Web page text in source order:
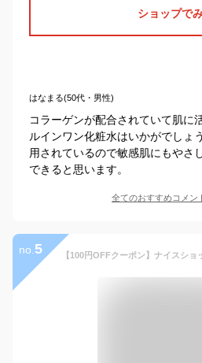
ショップで
はなまる(50代・男性)
コラーゲンが配合されていて肌に
ルインワン化粧水はいかがでしょ
用されているので敏感肌にもやさ
できると思います。
全てのおすすめコメン
no. 5